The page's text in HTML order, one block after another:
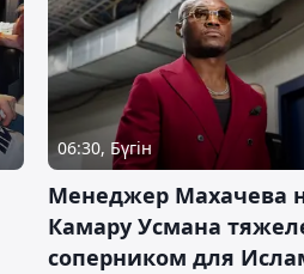
06:30, Бүгін
Менеджер Махачева
Камару Усмана
соперником для